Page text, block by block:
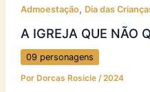
Admoestação, Dia das
A IGREJA QUE NÃO
09 personagens
Por Dorcas Rosicle /2024